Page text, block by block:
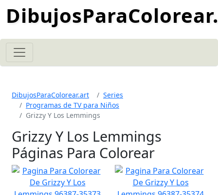
DibujosParaColorear.art
Series
Programas de TV para Niños
Grizzy Y Los Lemmings
Grizzy Y Los Lemmings
Páginas Para Colorear